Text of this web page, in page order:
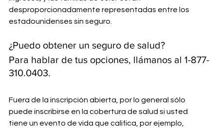
desproporcionadamente representadas entre los
estadounidenses sin seguro.
¿Puedo obtener un seguro de salud?
Para hablar de tus opciones, llámanos al 1-877-
310.0403.
Fuera de la inscripción abierta, por lo general sólo
puede inscribirse en la cobertura de salud si usted
tiene un evento de vida que califica, por ejemplo,